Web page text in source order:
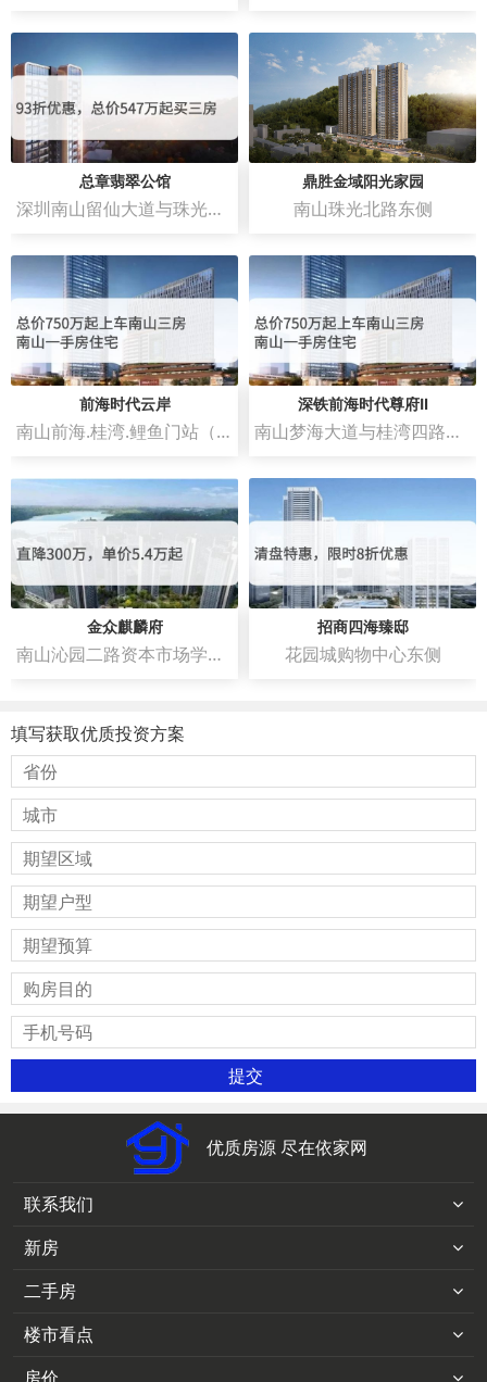
总章翡翠公馆
深圳南山留仙大道与珠光北路交汇处
鼎胜金域阳光家园
南山珠光北路东侧
前海时代云岸
南山前海.桂湾.鲤鱼门站（深铁春泉文化艺术中心）
深铁前海时代尊府Ⅱ
南山梦海大道与桂湾四路交汇处东南角
金众麒麟府
南山沁园二路资本市场学院南侧
招商四海臻邸
花园城购物中心东侧
填写获取优质投资方案
优质房源 尽在依家网
联系我们
新房
二手房
楼市看点